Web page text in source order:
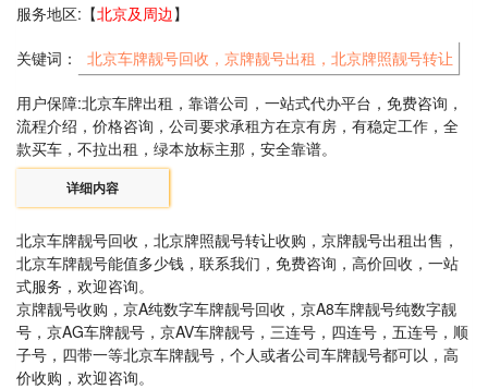
服务地区:【北京及周边 】
关键词： 北京车牌靓号回收，京牌靓号出租，北京牌照靓号转让
用户保障:北京车牌出租，靠谱公司，一站式代办平台，免费咨询，
流程介绍，价格咨询，公司要求承租方在京有房，有稳定工作，全
款买车，不拉出租，绿本放标主那，安全靠谱。
详细内容
北京车牌靓号回收，北京牌照靓号转让收购，京牌靓号出租出售，
北京车牌靓号能值多少钱，联系我们，免费咨询，高价回收，一站
式服务，欢迎咨询。
京牌靓号收购，京A纯数字车牌靓号回收，京A8车牌靓号纯数字靓
号，京AG车牌靓号，京AV车牌靓号，三连号，四连号，五连号，顺
子号，四带一等北京车牌靓号，个人或者公司车牌靓号都可以，高
价收购，欢迎咨询。